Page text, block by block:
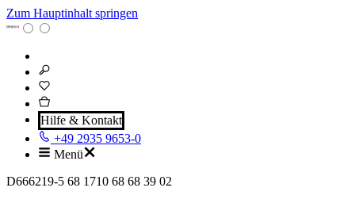
Zum Hauptinhalt springen
Hilfe & Kontakt
+49 2935 9653-0
Menü
D666219-5 68 1710 68 68 39 02